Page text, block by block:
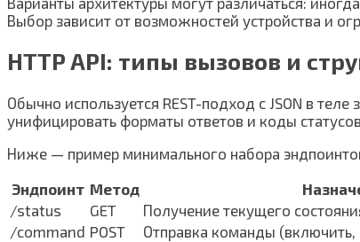
Выбор зависит от возможностей устройства и
HTTP API: типы вызовов и
Обычно используется REST-подход с JSON в
унифицировать форматы ответов и коды
Ниже — пример минимального набора
Эндпоинт Метод
/status
GET
Получение текущего
/command POST
Отправка команды